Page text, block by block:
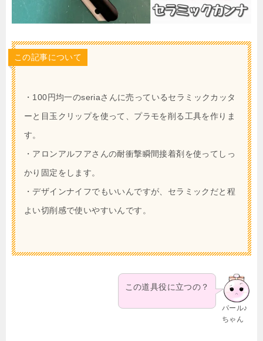
この記事について
・100円均一のseriaさんに売っているセラミックカッタ
ーと目玉クリップを使って、プラモを削る工具を作りま
す。
・アロンアルフアさんの耐衝撃瞬間接着剤を使ってしっ
かり固定をします。
・デザインナイフでもいいんですが、セラミックだと程
よい切削感で使いやすいんです。
パール♪
ちゃん
この道具役に立つの？